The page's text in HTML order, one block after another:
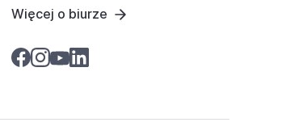
Więcej o biurze